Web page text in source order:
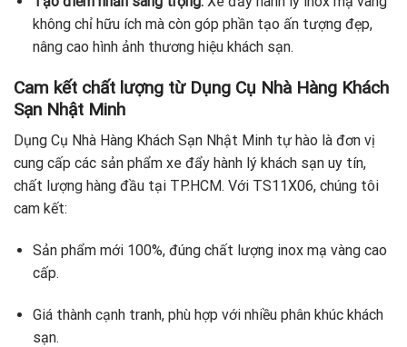
không chỉ hữu ích mà còn góp phần tạo ấn tượng đẹp,
nâng cao hình ảnh thương hiệu khách sạn.
Cam kết chất lượng từ Dụng Cụ Nhà Hàng Khách
Sạn Nhật Minh
Dụng Cụ Nhà Hàng Khách Sạn Nhật Minh tự hào là đơn vị
cung cấp các sản phẩm xe đẩy hành lý khách sạn uy tín,
chất lượng hàng đầu tại TP.HCM. Với TS11X06, chúng tôi
cam kết:
Sản phẩm mới 100%, đúng chất lượng inox mạ vàng cao
cấp.
Giá thành cạnh tranh, phù hợp với nhiều phân khúc khách
sạn.